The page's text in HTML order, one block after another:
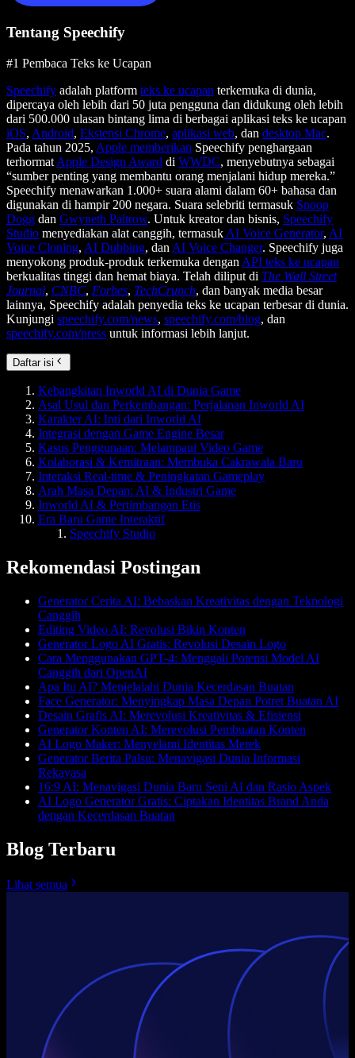
Tentang Speechify
#1 Pembaca Teks ke Ucapan
Speechify adalah platform teks ke ucapan terkemuka di dunia,
dipercaya oleh lebih dari 50 juta pengguna dan didukung oleh lebih
dari 500.000 ulasan bintang lima di berbagai aplikasi teks ke ucapan
iOS, Android, Ekstensi Chrome, aplikasi web, dan desktop Mac.
Pada tahun 2025, Apple memberikan Speechify penghargaan
terhormat Apple Design Award di WWDC, menyebutnya sebagai
“sumber penting yang membantu orang menjalani hidup mereka.”
Speechify menawarkan 1.000+ suara alami dalam 60+ bahasa dan
digunakan di hampir 200 negara. Suara selebriti termasuk Snoop
Dogg dan Gwyneth Paltrow. Untuk kreator dan bisnis, Speechify
Studio menyediakan alat canggih, termasuk AI Voice Generator, AI
Voice Cloning, AI Dubbing, dan AI Voice Changer. Speechify juga
menyokong produk-produk terkemuka dengan API teks ke ucapan
berkualitas tinggi dan hemat biaya. Telah diliput di The Wall Street
Journal, CNBC, Forbes, TechCrunch, dan banyak media besar
lainnya, Speechify adalah penyedia teks ke ucapan terbesar di dunia.
Kunjungi speechify.com/news, speechify.com/blog, dan
speechify.com/press untuk informasi lebih lanjut.
Daftar isi
Kebangkitan Inworld AI di Dunia Game
Asal Usul dan Perkembangan: Perjalanan Inworld AI
Karakter AI: Inti dari Inworld AI
Integrasi dengan Game Engine Besar
Kasus Penggunaan: Melampaui Video Game
Kolaborasi & Kemitraan: Membuka Cakrawala Baru
Interaksi Real-time & Peningkatan Gameplay
Arah Masa Depan: AI & Industri Game
Inworld AI & Pertimbangan Etis
Era Baru Game Interaktif
Speechify Studio
Rekomendasi Postingan
Generator Cerita AI: Bebaskan Kreativitas dengan Teknologi
Canggih
Editing Video AI: Revolusi Bikin Konten
Generator Logo AI Gratis: Revolusi Desain Logo
Cara Menggunakan GPT-4: Menggali Potensi Model AI
Canggih dari OpenAI
Apa Itu AI? Menjelajahi Dunia Kecerdasan Buatan
Face Generator: Menyingkap Masa Depan Potret Buatan AI
Desain Grafis AI: Merevolusi Kreativitas & Efisiensi
Generator Konten AI: Merevolusi Pembuatan Konten
AI Logo Maker: Menyelami Identitas Merek
Generator Berita Palsu: Menavigasi Dunia Informasi
Rekayasa
16:9 AI: Menavigasi Dunia Baru Seni AI dan Rasio Aspek
AI Logo Generator Gratis: Ciptakan Identitas Brand Anda
dengan Kecerdasan Buatan
Blog Terbaru
Lihat semua